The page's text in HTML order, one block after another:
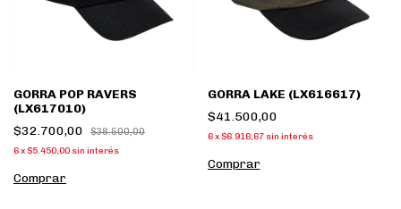
GORRA POP RAVERS
(LX617010)
$32.700,00
$38.500,00
6x $5.450,00 sin interés
Comprar
GORRA LAKE (LX616617)
$41.500,00
6 x $6.916,67 sin interés
Comprar